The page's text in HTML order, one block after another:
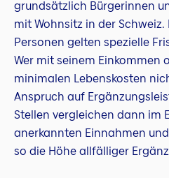
grundsätzlich Bürgerinnen
mit Wohnsitz in der
Personen gelten spezielle
Wer mit seinem Einkommen
minimalen Lebenskosten
Anspruch auf
Stellen vergleichen dann im
anerkannten Einnahmen
so die Höhe allfälliger